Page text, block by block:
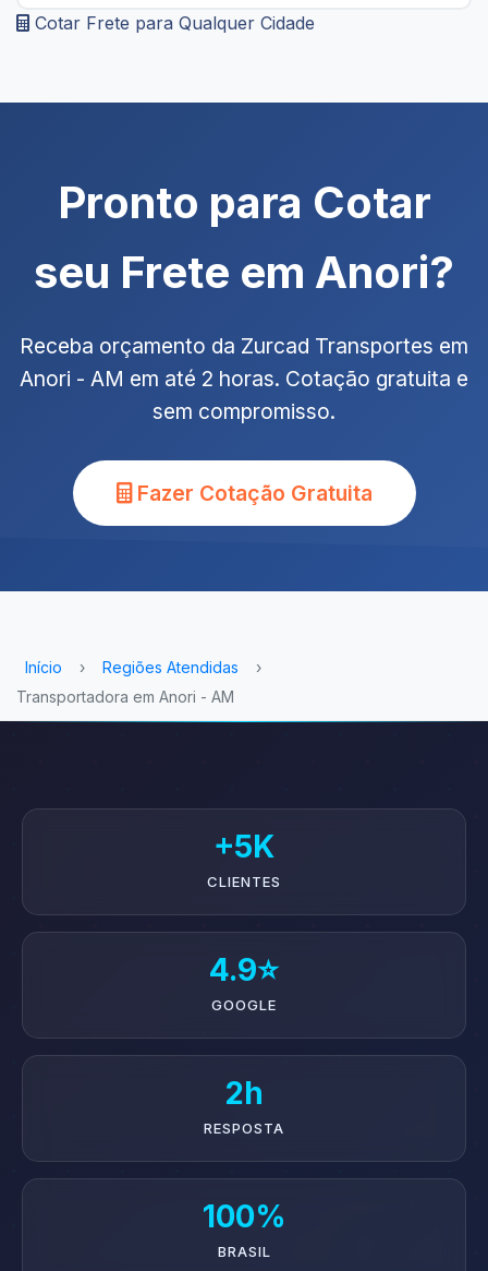
Cotar Frete para Qualquer Cidade
Pronto para Cotar
seu Frete em Anori?
Receba orçamento da Zurcad Transportes em
Anori - AM em até 2 horas. Cotação gratuita e
sem compromisso.
Fazer Cotação Gratuita
Início › Regiões Atendidas
›
Transportadora em Anori - AM
+5K
CLIENTES
4.9⭐
GOOGLE
2h
RESPOSTA
100%
BRASIL